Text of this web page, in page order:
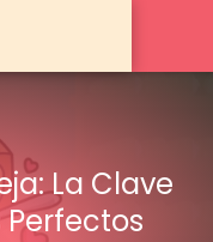
La Clave